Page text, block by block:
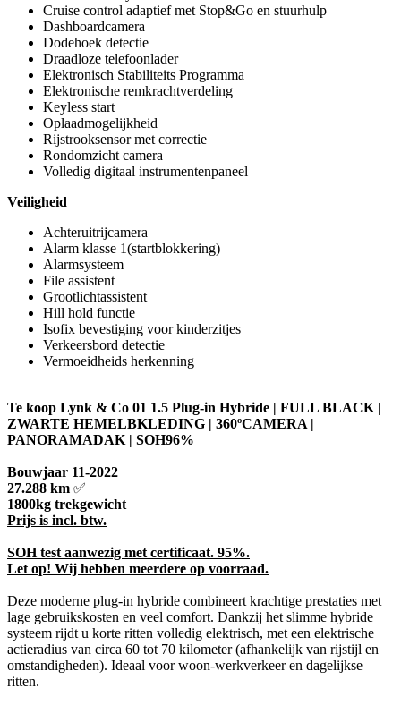
Cruise control adaptief met Stop&Go en stuurhulp
Dashboardcamera
Dodehoek detectie
Draadloze telefoonlader
Elektronisch Stabiliteits Programma
Elektronische remkrachtverdeling
Keyless start
Oplaadmogelijkheid
Rijstrooksensor met correctie
Rondomzicht camera
Volledig digitaal instrumentenpaneel
Veiligheid
Achteruitrijcamera
Alarm klasse 1(startblokkering)
Alarmsysteem
File assistent
Grootlichtassistent
Hill hold functie
Isofix bevestiging voor kinderzitjes
Verkeersbord detectie
Vermoeidheids herkenning
Te koop Lynk & Co 01 1.5 Plug-in Hybride | FULL BLACK |
ZWARTE HEMELBKLEDING | 360ºCAMERA |
PANORAMADAK | SOH96%
Bouwjaar 11-2022
27.288 km ✅
1800kg trekgewicht
Prijs is incl. btw.
SOH test aanwezig met certificaat. 95%.
Let op! Wij hebben meerdere op voorraad.
Deze moderne plug-in hybride combineert krachtige prestaties met
lage gebruikskosten en veel comfort. Dankzij het slimme hybride
systeem rijdt u korte ritten volledig elektrisch, met een elektrische
actieradius van circa 60 tot 70 kilometer (afhankelijk van rijstijl en
omstandigheden). Ideaal voor woon-werkverkeer en dagelijkse
ritten.